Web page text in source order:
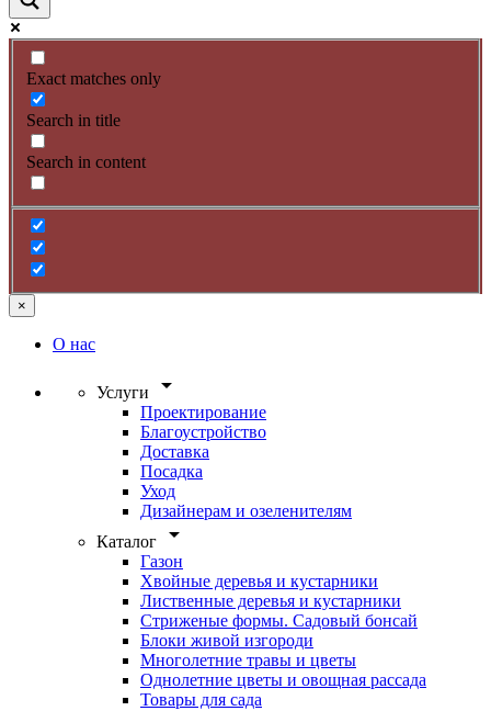
Exact matches only
Search in title
Search in content
×
О нас
Услуги arrow_drop_down
Проектирование
Благоустройство
Доставка
Посадка
Уход
Дизайнерам и озеленителям
Каталог
arrow_drop_down
Газон
Хвойные деревья и кустарники
Лиственные деревья и кустарники
Стриженые формы. Садовый бонсай
Блоки живой изгороди
Многолетние травы и цветы
Однолетние цветы и овощная рассада
Товары для сада